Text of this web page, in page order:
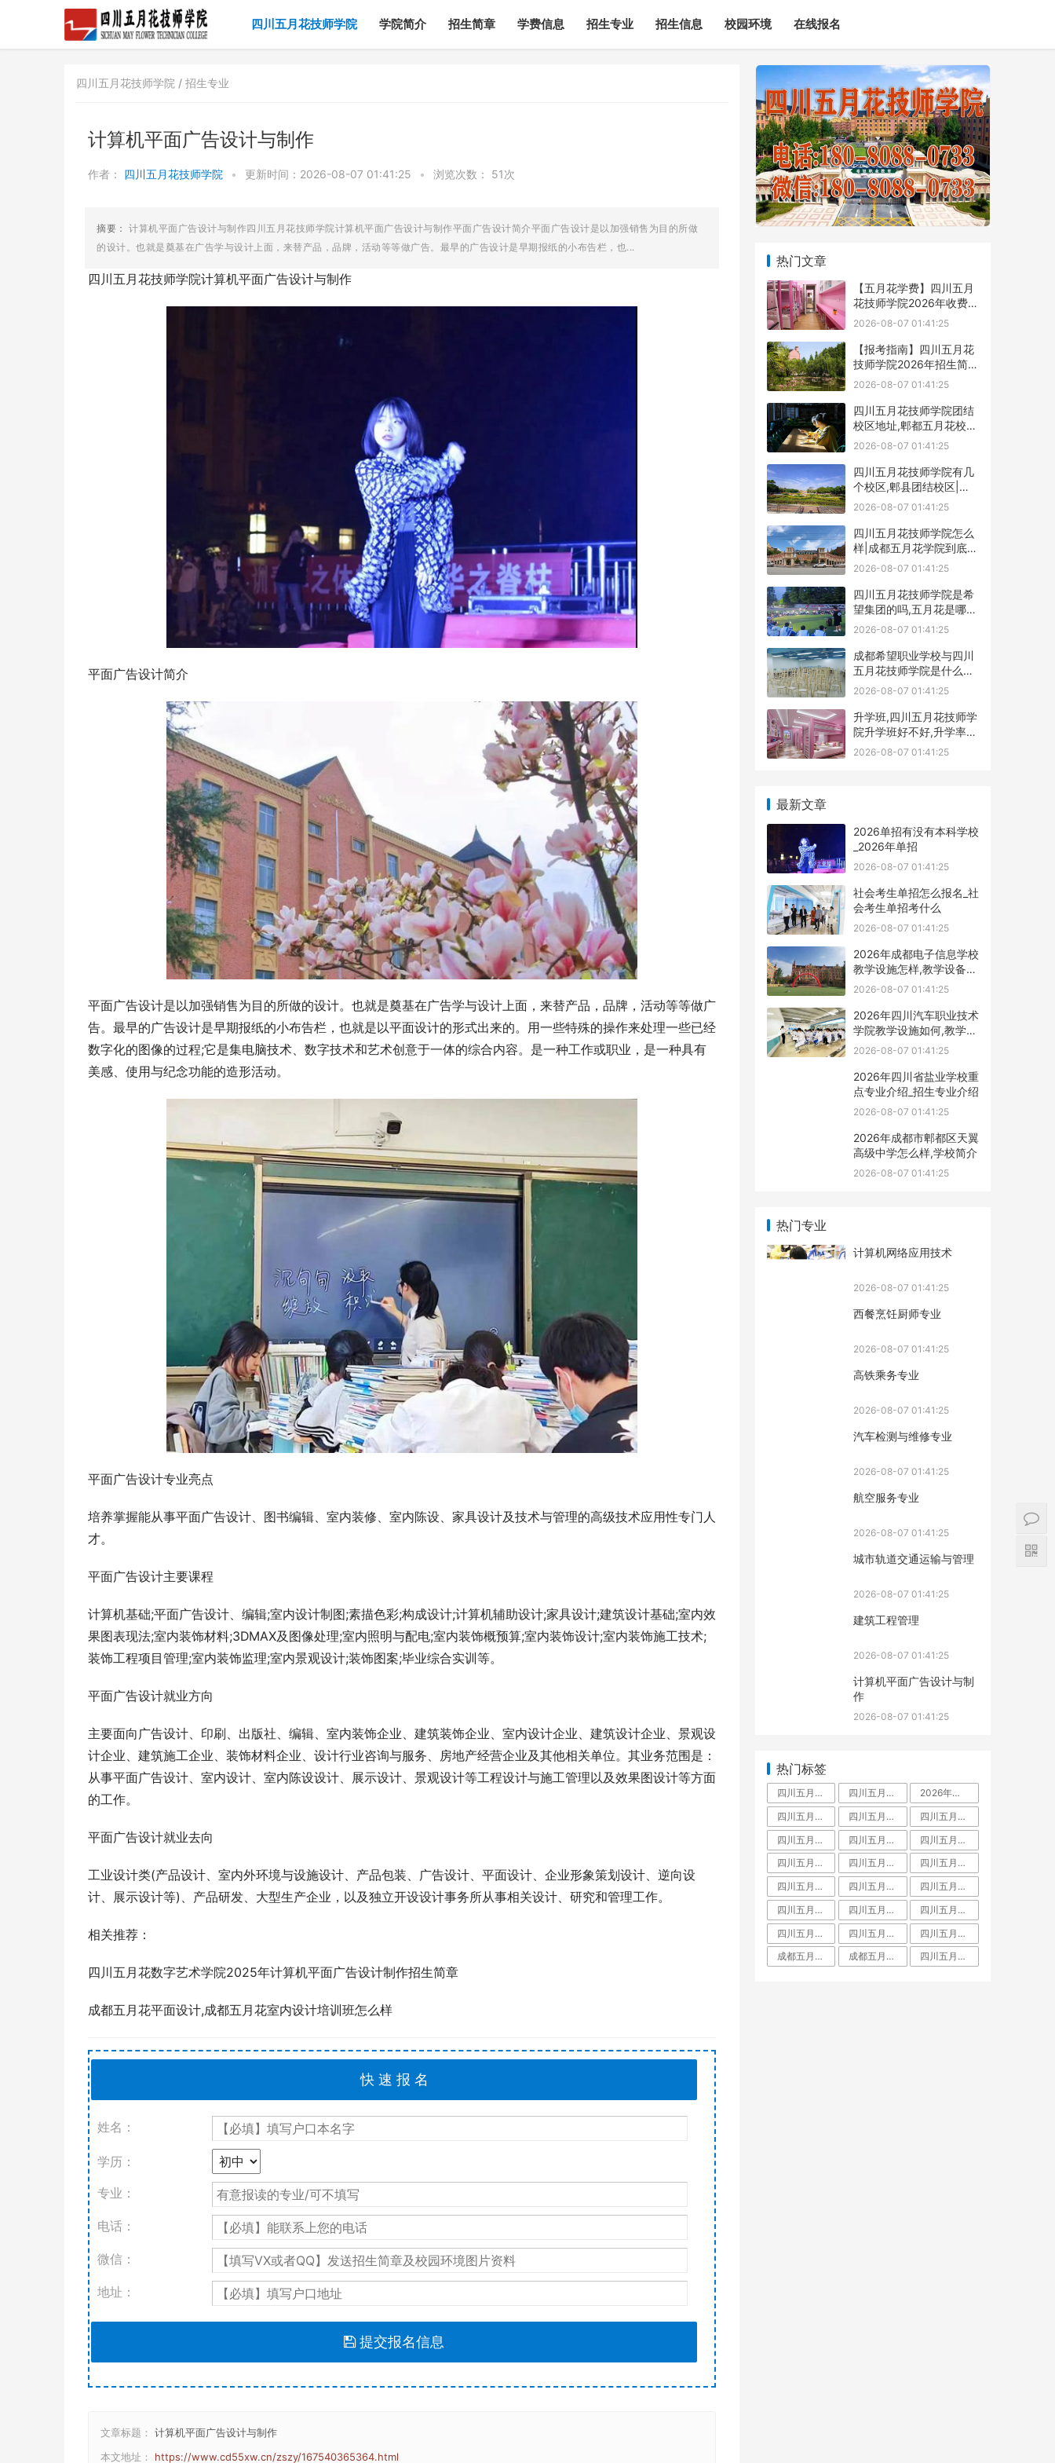
四川五月花技师学院 学院简介 招生简章 学费信息 招生专业 招生信息 校园环境 在线报名
四川五月花技师学院 / 招生专业
计算机平面广告设计与制作
作者： 四川五月花技师学院 • 更新时间：2026-08-07 01:41:25 • 浏览次数： 51次
摘要： 计算机平面广告设计与制作四川五月花技师学院计算机平面广告设计与制作平面广告设计简介平面广告设计是以加强销售为目的所做
的设计。也就是奠基在广告学与设计上面，来替产品，品牌，活动等等做广告。最早的广告设计是早期报纸的小布告栏，也...
四川五月花技师学院计算机平面广告设计与制作
平面广告设计简介
平面广告设计是以加强销售为目的所做的设计。也就是奠基在广告学与设计上面，来替产品，品牌，活动等等做广
告。最早的广告设计是早期报纸的小布告栏，也就是以平面设计的形式出来的。用一些特殊的操作来处理一些已经
数字化的图像的过程;它是集电脑技术、数字技术和艺术创意于一体的综合内容。是一种工作或职业，是一种具有
美感、使用与纪念功能的造形活动。
平面广告设计专业亮点
培养掌握能从事平面广告设计、图书编辑、室内装修、室内陈设、家具设计及技术与管理的高级技术应用性专门人
才。
平面广告设计主要课程
计算机基础;平面广告设计、编辑;室内设计制图;素描色彩;构成设计;计算机辅助设计;家具设计;建筑设计基础;室内效
果图表现法;室内装饰材料;3DMAX及图像处理;室内照明与配电;室内装饰概预算;室内装饰设计;室内装饰施工技术;
装饰工程项目管理;室内装饰监理;室内景观设计;装饰图案;毕业综合实训等。
平面广告设计就业方向
主要面向广告设计、印刷、出版社、编辑、室内装饰企业、建筑装饰企业、室内设计企业、建筑设计企业、景观设
计企业、建筑施工企业、装饰材料企业、设计行业咨询与服务、房地产经营企业及其他相关单位。其业务范围是：
从事平面广告设计、室内设计、室内陈设设计、展示设计、景观设计等工程设计与施工管理以及效果图设计等方面
的工作。
平面广告设计就业去向
工业设计类(产品设计、室内外环境与设施设计、产品包装、广告设计、平面设计、企业形象策划设计、逆向设
计、展示设计等)、产品研发、大型生产企业，以及独立开设设计事务所从事相关设计、研究和管理工作。
相关推荐：
四川五月花数字艺术学院2025年计算机平面广告设计制作招生简章
成都五月花平面设计,成都五月花室内设计培训班怎么样
姓名：
学历：
专业：
电话：
微信：
地址：
提交报名信息
文章标题： 计算机平面广告设计与制作
本文地址： https://www.cd55xw.cn/zszy/167540365364.html
热门文章
【五月花学费】四川五月
花技师学院2026年收费标
准及招生专业
2026-08-07 01:41:25
【报考指南】四川五月花
技师学院2026年招生简章
及学费表
2026-08-07 01:41:25
四川五月花技师学院团结
校区地址,郫都五月花校园
环境好不好
2026-08-07 01:41:25
四川五月花技师学院有几
个校区,郫县团结校区|金
堂校区|康定分校
2026-08-07 01:41:25
四川五月花技师学院怎么
样|成都五月花学院到底好
不好
2026-08-07 01:41:25
四川五月花技师学院是希
望集团的吗,五月花是哪个
集团的
2026-08-07 01:41:25
成都希望职业学校与四川
五月花技师学院是什么关
系
2026-08-07 01:41:25
升学班,四川五月花技师学
院升学班好不好,升学率高
吗|升学保障
2026-08-07 01:41:25
最新文章
2026单招有没有本科学校
_2026年单招
2026-08-07 01:41:25
社会考生单招怎么报名_社
会考生单招考什么
2026-08-07 01:41:25
2026年成都电子信息学校
教学设施怎样,教学设备展
示
2026-08-07 01:41:25
2026年四川汽车职业技术
学院教学设施如何,教学设
施多不
2026-08-07 01:41:25
2026年四川省盐业学校重
点专业介绍_招生专业介绍
2026-08-07 01:41:25
2026年成都市郫都区天翼
高级中学怎么样,学校简介
2026-08-07 01:41:25
热门专业
计算机网络应用技术
2026-08-07 01:41:25
西餐烹饪厨师专业
2026-08-07 01:41:25
高铁乘务专业
2026-08-07 01:41:25
汽车检测与维修专业
2026-08-07 01:41:25
航空服务专业
2026-08-07 01:41:25
城市轨道交通运输与管理
2026-08-07 01:41:25
建筑工程管理
2026-08-07 01:41:25
计算机平面广告设计与制
作
2026-08-07 01:41:25
热门标签
四川五月花技师学院是中专还是大专,毕业拿什么学历文凭 四川五月花技师学院占地面积有多大
2026年四川五月花技师学院教师招聘,五月花老师工资待遇
四川五月花技师学院学费多少
四川五月花技师学院怎么样
四川五月花技师学院好不好
四川五月花技师学院是什么学校
四川五月花技师学院是大专还是中专,师资力量
四川五月花技师学院是大专吗
四川五月花技师学院教师待遇
四川五月花技师学院金堂校区
四川五月花技师学院招聘
四川五月花技师学院团结校区
四川五月花技师学院教师工资待遇多少钱一月
四川五月花技师学院升学班
四川五月花技师学校是人社局还是教育局
四川五月花技师学院是职高吗
四川五月花技师学院有什么专业
四川五月花技师学院怎么样郫县
四川五月花技师学院是公办还是民办学校
四川五月花技师学院好不好大家觉得
成都五月花是啥文凭
成都五月花职业学校学费 四川五月花技师学院是什么学校全日制技师院校